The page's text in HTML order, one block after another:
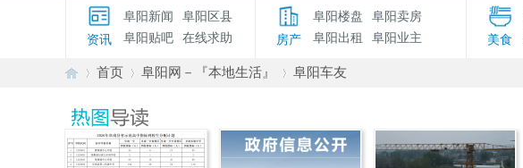
资讯
阜阳新闻
阜阳区县
阜阳贴吧
在线求助 房产
阜阳楼盘
阜阳卖房
阜阳出租
阜阳业主 美食
阜»
首页
›
阜阳网－『本地生活』
›
阜阳车友